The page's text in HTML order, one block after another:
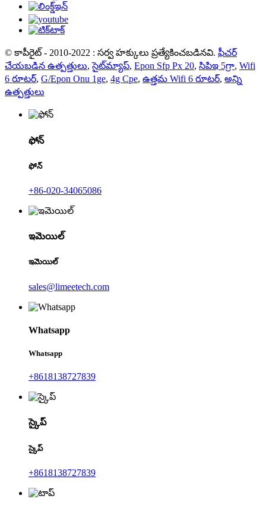
© కాపీరైట్ - 2010-2022 : సర్వ హక్కులు ప్రత్యేకించబడినవి. ఫీచర్
చేయబడిన ఉత్పత్తులు,సైట్‌మ్యాప్, Epon Sfp Px 20, సిపిఇ 5గ్రా, Wifi
6 రూటర్, G/Epon Onu 1ge, 4g Cpe, ఉత్తమ Wifi 6 రూటర్, అన్ని
ఉత్పత్తులు
ఫోన్
ఫోన్
+86-020-34065086
ఇమెయిల్
ఇమెయిల్
sales@limeetech.com
Whatsapp
Whatsapp
+8618138727839
స్కైప్
స్కైప్
+8618138727839